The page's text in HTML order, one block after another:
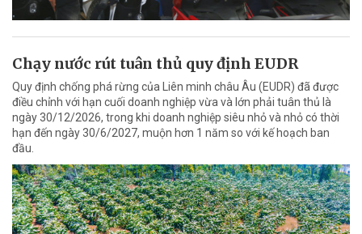
Chạy nước rút tuân thủ quy định EUDR
Quy định chống phá rừng của Liên minh châu Âu (EUDR) đã được
điều chỉnh với hạn cuối doanh nghiệp vừa và lớn phải tuân thủ là
ngày 30/12/2026, trong khi doanh nghiệp siêu nhỏ và nhỏ có thời
hạn đến ngày 30/6/2027, muộn hơn 1 năm so với kế hoạch ban
đầu.